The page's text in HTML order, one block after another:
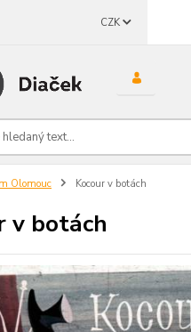
CZK
Olomouc Kocour v botách
v botách